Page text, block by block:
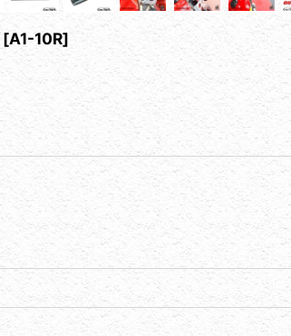
[A1-10R]